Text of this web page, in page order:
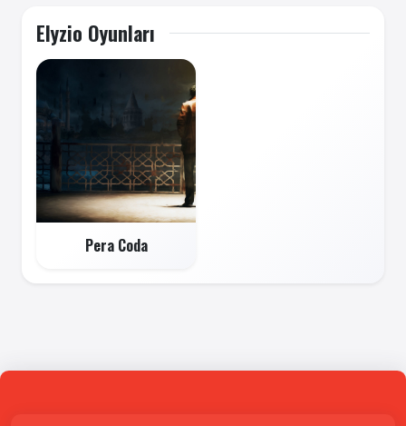
Elyzio Oyunları
Pera Coda